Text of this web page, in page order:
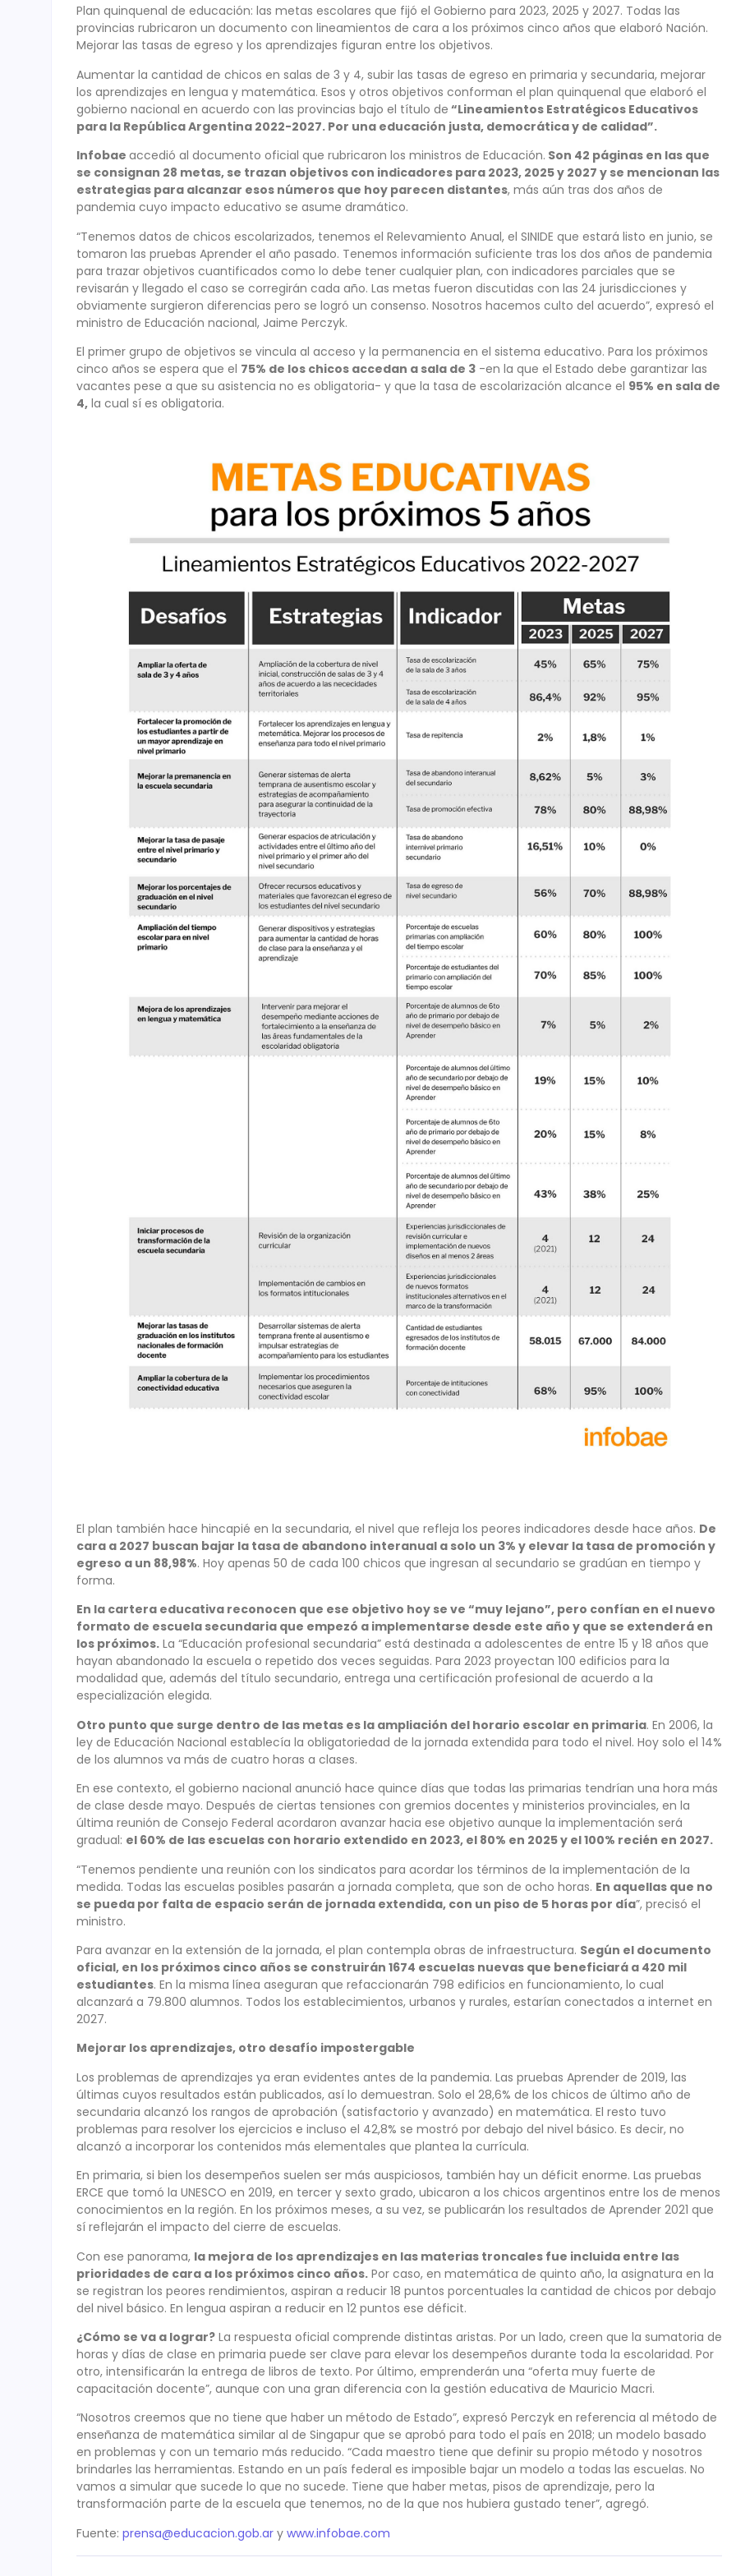
Plan quinquenal de educación: las metas escolares que fijó el Gobierno para 2023, 2025 y 2027. Todas las
provincias rubricaron un documento con lineamientos de cara a los próximos cinco años que elaboró Nación.
Mejorar las tasas de egreso y los aprendizajes figuran entre los objetivos.
Aumentar la cantidad de chicos en salas de 3 y 4, subir las tasas de egreso en primaria y secundaria, mejorar
los aprendizajes en lengua y matemática. Esos y otros objetivos conforman el plan quinquenal que elaboró el
gobierno nacional en acuerdo con las provincias bajo el título de “Lineamientos Estratégicos Educativos
para la República Argentina 2022-2027. Por una educación justa, democrática y de calidad”.
Infobae accedió al documento oficial que rubricaron los ministros de Educación. Son 42 páginas en las que
se consignan 28 metas, se trazan objetivos con indicadores para 2023, 2025 y 2027 y se mencionan las
estrategias para alcanzar esos números que hoy parecen distantes, más aún tras dos años de
pandemia cuyo impacto educativo se asume dramático.
“Tenemos datos de chicos escolarizados, tenemos el Relevamiento Anual, el SINIDE que estará listo en junio, se
tomaron las pruebas Aprender el año pasado. Tenemos información suficiente tras los dos años de pandemia
para trazar objetivos cuantificados como lo debe tener cualquier plan, con indicadores parciales que se
revisarán y llegado el caso se corregirán cada año. Las metas fueron discutidas con las 24 jurisdicciones y
obviamente surgieron diferencias pero se logró un consenso. Nosotros hacemos culto del acuerdo”, expresó el
ministro de Educación nacional, Jaime Perczyk.
El primer grupo de objetivos se vincula al acceso y la permanencia en el sistema educativo. Para los próximos
cinco años se espera que el 75% de los chicos accedan a sala de 3 -en la que el Estado debe garantizar las
vacantes pese a que su asistencia no es obligatoria- y que la tasa de escolarización alcance el 95% en sala de
4, la cual sí es obligatoria.
El plan también hace hincapié en la secundaria, el nivel que refleja los peores indicadores desde hace años. De
cara a 2027 buscan bajar la tasa de abandono interanual a solo un 3% y elevar la tasa de promoción y
egreso a un 88,98%. Hoy apenas 50 de cada 100 chicos que ingresan al secundario se gradúan en tiempo y
forma.
En la cartera educativa reconocen que ese objetivo hoy se ve “muy lejano”, pero confían en el nuevo
formato de escuela secundaria que empezó a implementarse desde este año y que se extenderá en
los próximos. La “Educación profesional secundaria” está destinada a adolescentes de entre 15 y 18 años que
hayan abandonado la escuela o repetido dos veces seguidas. Para 2023 proyectan 100 edificios para la
modalidad que, además del título secundario, entrega una certificación profesional de acuerdo a la
especialización elegida.
Otro punto que surge dentro de las metas es la ampliación del horario escolar en primaria. En 2006, la
ley de Educación Nacional establecía la obligatoriedad de la jornada extendida para todo el nivel. Hoy solo el 14%
de los alumnos va más de cuatro horas a clases.
En ese contexto, el gobierno nacional anunció hace quince días que todas las primarias tendrían una hora más
de clase desde mayo. Después de ciertas tensiones con gremios docentes y ministerios provinciales, en la
última reunión de Consejo Federal acordaron avanzar hacia ese objetivo aunque la implementación será
gradual: el 60% de las escuelas con horario extendido en 2023, el 80% en 2025 y el 100% recién en 2027.
“Tenemos pendiente una reunión con los sindicatos para acordar los términos de la implementación de la
medida. Todas las escuelas posibles pasarán a jornada completa, que son de ocho horas. En aquellas que no
se pueda por falta de espacio serán de jornada extendida, con un piso de 5 horas por día”, precisó el
ministro.
Para avanzar en la extensión de la jornada, el plan contempla obras de infraestructura. Según el documento
oficial, en los próximos cinco años se construirán 1674 escuelas nuevas que beneficiará a 420 mil
estudiantes. En la misma línea aseguran que refaccionarán 798 edificios en funcionamiento, lo cual
alcanzará a 79.800 alumnos. Todos los establecimientos, urbanos y rurales, estarían conectados a internet en
2027.
Mejorar los aprendizajes, otro desafío impostergable
Los problemas de aprendizajes ya eran evidentes antes de la pandemia. Las pruebas Aprender de 2019, las
últimas cuyos resultados están publicados, así lo demuestran. Solo el 28,6% de los chicos de último año de
secundaria alcanzó los rangos de aprobación (satisfactorio y avanzado) en matemática. El resto tuvo
problemas para resolver los ejercicios e incluso el 42,8% se mostró por debajo del nivel básico. Es decir, no
alcanzó a incorporar los contenidos más elementales que plantea la currícula.
En primaria, si bien los desempeños suelen ser más auspiciosos, también hay un déficit enorme. Las pruebas
ERCE que tomó la UNESCO en 2019, en tercer y sexto grado, ubicaron a los chicos argentinos entre los de menos
conocimientos en la región. En los próximos meses, a su vez, se publicarán los resultados de Aprender 2021 que
sí reflejarán el impacto del cierre de escuelas.
Con ese panorama, la mejora de los aprendizajes en las materias troncales fue incluida entre las
prioridades de cara a los próximos cinco años. Por caso, en matemática de quinto año, la asignatura en la
se registran los peores rendimientos, aspiran a reducir 18 puntos porcentuales la cantidad de chicos por debajo
del nivel básico. En lengua aspiran a reducir en 12 puntos ese déficit.
¿Cómo se va a lograr? La respuesta oficial comprende distintas aristas. Por un lado, creen que la sumatoria de
horas y días de clase en primaria puede ser clave para elevar los desempeños durante toda la escolaridad. Por
otro, intensificarán la entrega de libros de texto. Por último, emprenderán una “oferta muy fuerte de
capacitación docente”, aunque con una gran diferencia con la gestión educativa de Mauricio Macri.
“Nosotros creemos que no tiene que haber un método de Estado”, expresó Perczyk en referencia al método de
enseñanza de matemática similar al de Singapur que se aprobó para todo el país en 2018; un modelo basado
en problemas y con un temario más reducido. “Cada maestro tiene que definir su propio método y nosotros
brindarles las herramientas. Estando en un país federal es imposible bajar un modelo a todas las escuelas. No
vamos a simular que sucede lo que no sucede. Tiene que haber metas, pisos de aprendizaje, pero la
transformación parte de la escuela que tenemos, no de la que nos hubiera gustado tener”, agregó.
Fuente: prensa@educacion.gob.ar y www.infobae.com